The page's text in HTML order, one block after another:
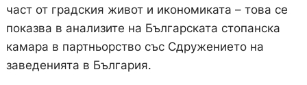
част от градския живот и икономиката – това се
показва в анализите на Българската стопанска
камара в партньорство със Сдружението на
заведенията в България.